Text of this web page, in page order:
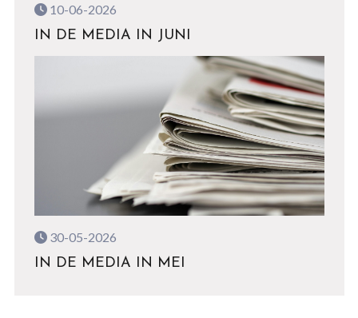
10-06-2026
IN DE MEDIA IN JUNI
30-05-2026
IN DE MEDIA IN MEI